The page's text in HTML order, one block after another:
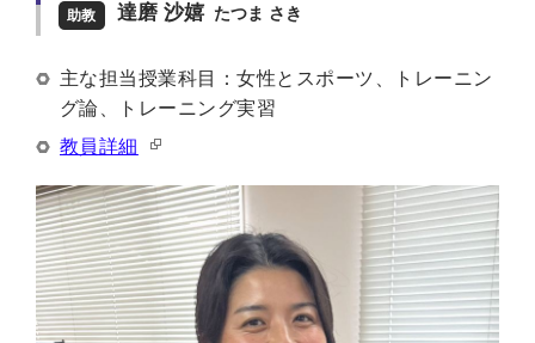
助教 達磨 沙嬉 たつま さき
主な担当授業科目：女性とスポーツ、トレーニン
グ論、トレーニング実習
教員詳細